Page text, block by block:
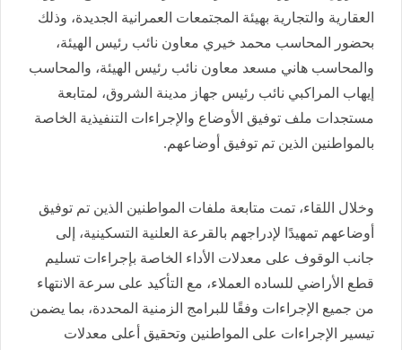
العقارية والتجارية بهيئة المجتمعات العمرانية الجديدة، وذلك
بحضور المحاسب محمد خيري معاون نائب رئيس الهيئة،
والمحاسب هاني مسعد معاون نائب رئيس الهيئة، والمحاسب
إيهاب المراكبي نائب رئيس جهاز مدينة الشروق، لمتابعة
مستجدات ملف توفيق الأوضاع والإجراءات التنفيذية الخاصة
بالمواطنين الذين تم توفيق أوضاعهم.
وخلال اللقاء، تمت متابعة ملفات المواطنين الذين تم توفيق
أوضاعهم تمهيدًا لإدراجهم بالقرعة العلنية التسكينية، إلى
جانب الوقوف على معدلات الأداء الخاصة بإجراءات تسليم
قطع الأراضي للساده العملاء، مع التأكيد على سرعة الانتهاء
من جميع الإجراءات وفقًا للبرامج الزمنية المحددة، بما يضمن
تيسير الإجراءات على المواطنين وتحقيق أعلى معدلات